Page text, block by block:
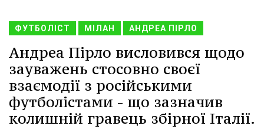
ФУТБОЛІСТ МІЛАН АНДРЕА ПІРЛО
Андреа Пірло висловився щодо
зауважень стосовно своєї
взаємодії з російськими
футболістами - що зазначив
колишній гравець збірної Італії.